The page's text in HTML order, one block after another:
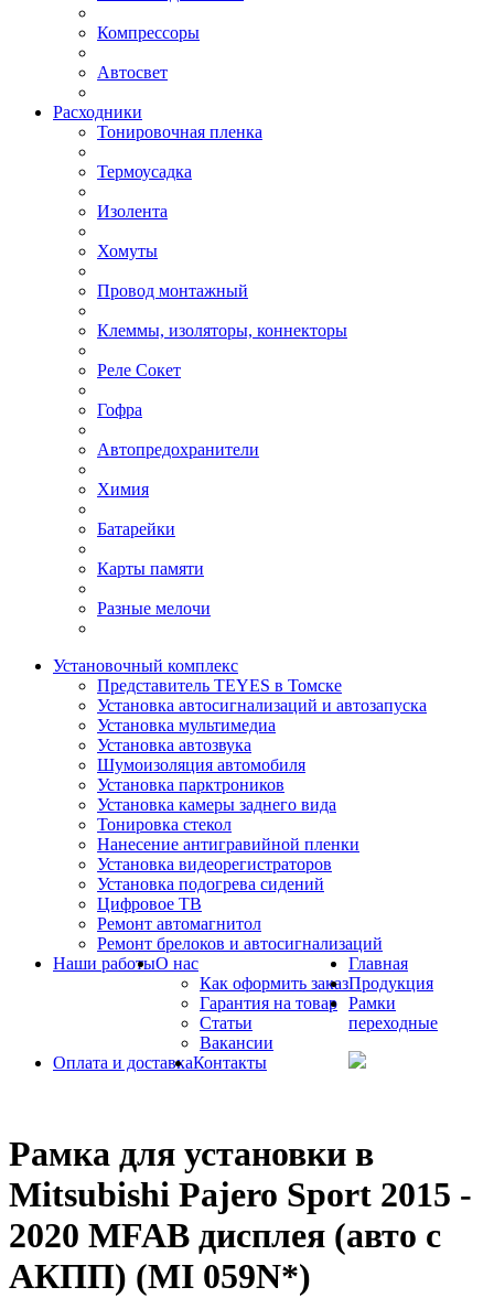
Компрессоры
Автосвет
Расходники
Тонировочная пленка
Термоусадка
Изолента
Хомуты
Провод монтажный
Клеммы, изоляторы, коннекторы
Реле Сокет
Гофра
Автопредохранители
Химия
Батарейки
Карты памяти
Разные мелочи
Установочный комплекс
Представитель TEYES в Томске
Установка автосигнализаций и автозапуска
Установка мультимедиа
Установка автозвука
Шумоизоляция автомобиля
Установка парктроников
Установка камеры заднего вида
Тонировка стекол
Нанесение антигравийной пленки
Установка видеорегистраторов
Установка подогрева сидений
Цифровое ТВ
Ремонт автомагнитол
Ремонт брелоков и автосигнализаций
Наши работыО нас
Как оформить заказ
Гарантия на товар
Статьи
Вакансии
Оплата и доставкаКонтакты
Главная
Продукция
Рамки
переходные
Рамка для установки в
Mitsubishi Pajero Sport 2015 -
2020 MFAB дисплея (авто с
АКПП) (MI 059N*)